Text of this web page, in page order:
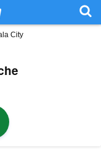
City